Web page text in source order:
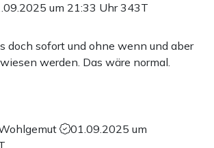
um 21:33 Uhr343T
doch sofort und ohne wenn und aber
werden. Das wäre normal.
01.09.2025 um